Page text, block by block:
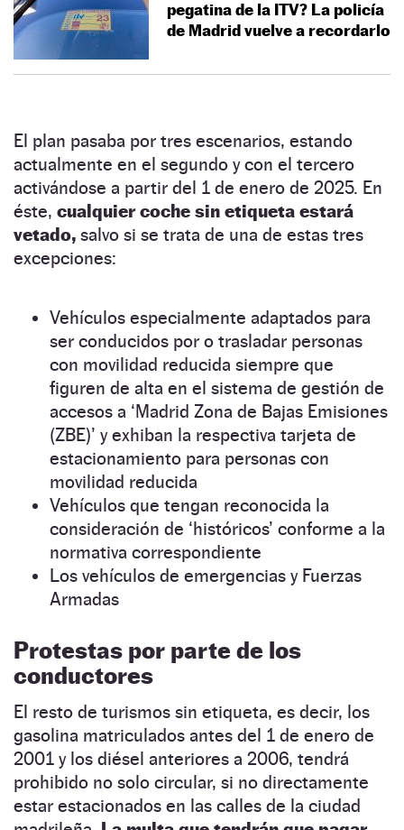
pegatina de la ITV? La policía
de Madrid vuelve a recordarlo
El plan pasaba por tres escenarios, estando
actualmente en el segundo y con el tercero
activándose a partir del 1 de enero de 2025. En
éste, cualquier coche sin etiqueta estará
vetado, salvo si se trata de una de estas tres
excepciones:
Vehículos especialmente adaptados para
ser conducidos por o trasladar personas
con movilidad reducida siempre que
figuren de alta en el sistema de gestión de
accesos a ‘Madrid Zona de Bajas Emisiones
(ZBE)’ y exhiban la respectiva tarjeta de
estacionamiento para personas con
movilidad reducida
Vehículos que tengan reconocida la
consideración de ‘históricos’ conforme a la
normativa correspondiente
Los vehículos de emergencias y Fuerzas
Armadas
Protestas por parte de los
conductores
El resto de turismos sin etiqueta, es decir, los
gasolina matriculados antes del 1 de enero de
2001 y los diésel anteriores a 2006, tendrá
prohibido no solo circular, si no directamente
estar estacionados en las calles de la ciudad